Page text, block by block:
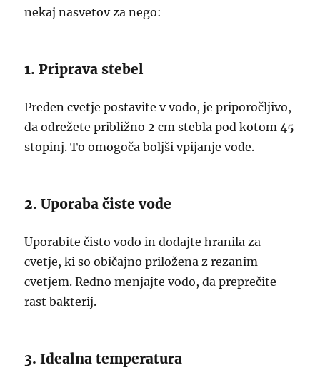
nekaj nasvetov za nego:
1. Priprava stebel
Preden cvetje postavite v vodo, je priporočljivo,
da odrežete približno 2 cm stebla pod kotom 45
stopinj. To omogoča boljši vpijanje vode.
2. Uporaba čiste vode
Uporabite čisto vodo in dodajte hranila za
cvetje, ki so običajno priložena z rezanim
cvetjem. Redno menjajte vodo, da preprečite
rast bakterij.
3. Idealna temperatura